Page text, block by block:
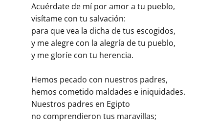
Acuérdate de mí por amor a tu pueblo,
visítame con tu salvación:
para que vea la dicha de tus escogidos,
y me alegre con la alegría de tu pueblo,
y me gloríe con tu herencia.
Hemos pecado con nuestros padres,
hemos cometido maldades e iniquidades.
Nuestros padres en Egipto
no comprendieron tus maravillas;